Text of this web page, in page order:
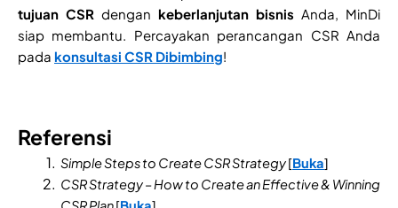
tujuan CSR dengan keberlanjutan bisnis Anda, MinDi
siap membantu. Percayakan perancangan CSR Anda
pada konsultasi CSR Dibimbing!
Referensi
Simple Steps to Create CSR Strategy[Buka]
CSR Strategy – How to Create an Effective & Winning